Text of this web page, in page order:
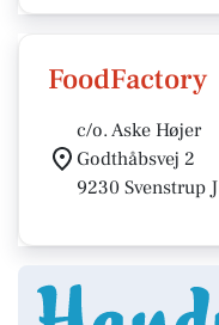
FoodFactory
c/o. Aske Højer
Godthåbsvej 2
9230 Svenstrup J